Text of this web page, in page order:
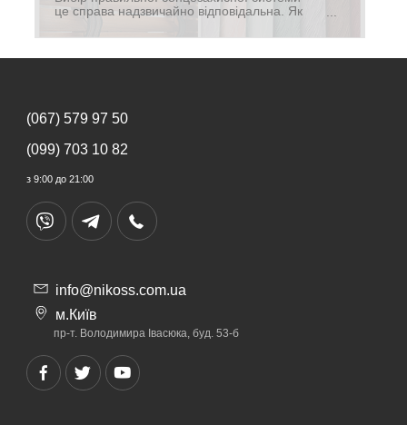
це справа надзвичайно відповідальна. Як
параметрів: стилістичну і колірну концепцію
(067) 579 97 50
(099) 703 10 82
з 9:00 до 21:00
info@nikoss.com.ua
м.Київ
пр-т. Володимира Івасюка, буд. 53-б